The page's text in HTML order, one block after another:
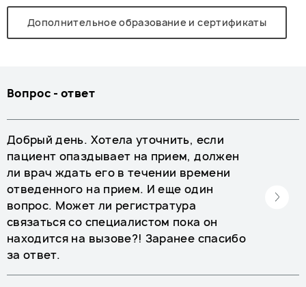
Дополнительное образование и сертификаты
Вопрос - ответ
Добрый день. Хотела уточнить, если
пациент опаздывает на прием, должен
ли врач ждать его в течении времени
отведенного на прием. И еще один
вопрос. Может ли регистратура
связаться со специалистом пока он
находится на вызове?! Заранее спасибо
за ответ.